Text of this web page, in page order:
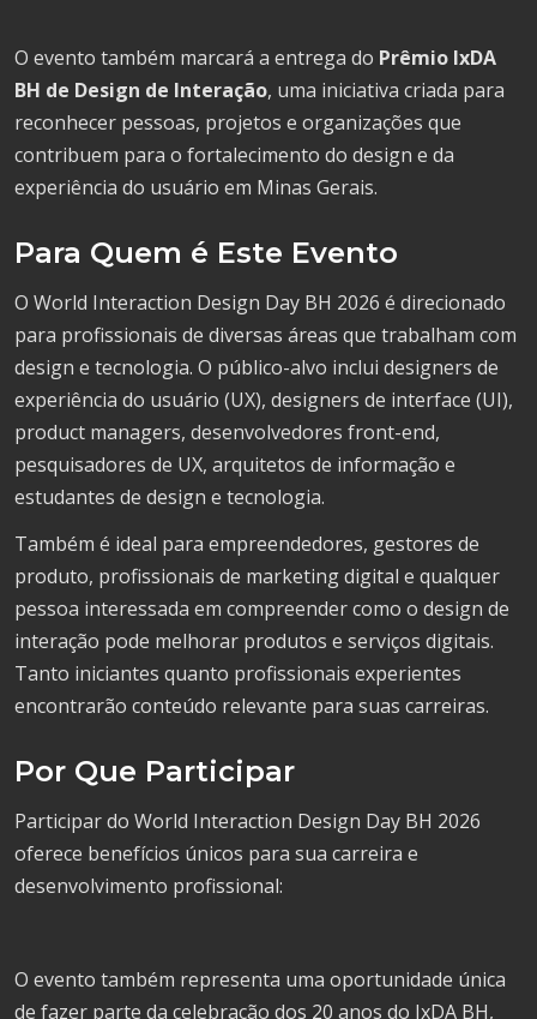
O evento também marcará a entrega do Prêmio IxDA
BH de Design de Interação, uma iniciativa criada para
reconhecer pessoas, projetos e organizações que
contribuem para o fortalecimento do design e da
experiência do usuário em Minas Gerais.
Para Quem é Este Evento
O World Interaction Design Day BH 2026 é direcionado
para profissionais de diversas áreas que trabalham com
design e tecnologia. O público-alvo inclui designers de
experiência do usuário (UX), designers de interface (UI),
product managers, desenvolvedores front-end,
pesquisadores de UX, arquitetos de informação e
estudantes de design e tecnologia.
Também é ideal para empreendedores, gestores de
produto, profissionais de marketing digital e qualquer
pessoa interessada em compreender como o design de
interação pode melhorar produtos e serviços digitais.
Tanto iniciantes quanto profissionais experientes
encontrarão conteúdo relevante para suas carreiras.
Por Que Participar
Participar do World Interaction Design Day BH 2026
oferece benefícios únicos para sua carreira e
desenvolvimento profissional:
O evento também representa uma oportunidade única
de fazer parte da celebração dos 20 anos do IxDA BH,